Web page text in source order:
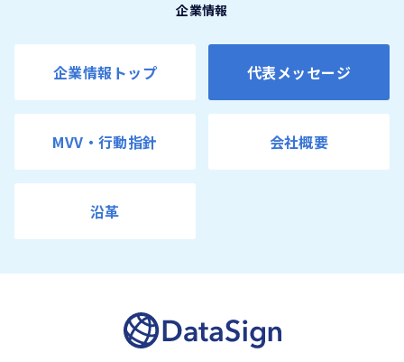
企業情報
企業情報トップ 代表メッセージ
MVV・行動指針 会社概要
沿革